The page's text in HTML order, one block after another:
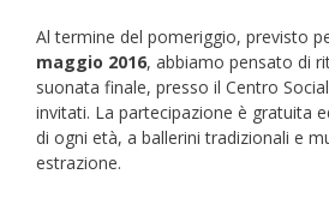
Al termine del pomeriggio, previsto
maggio 2016, abbiamo pensato di
suonata finale, presso il Centro
invitati. La partecipazione è gratuita
di ogni età, a ballerini tradizionali e
estrazione.